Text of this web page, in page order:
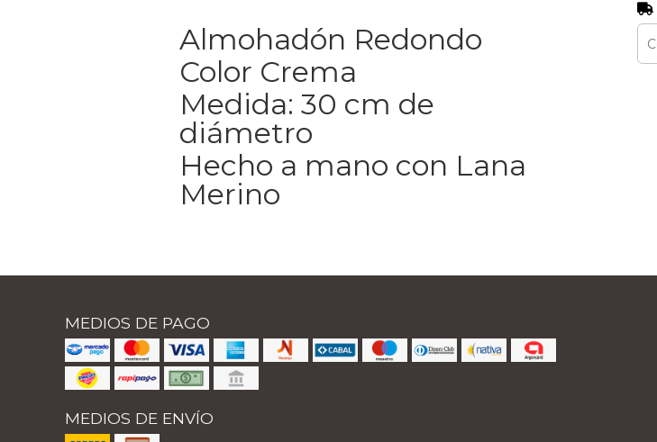
Almohadón Redondo
Color Crema
Medida: 30 cm de
diámetro
Hecho a mano con Lana
Merino
MEDIOS DE PAGO
MEDIOS DE ENVÍO